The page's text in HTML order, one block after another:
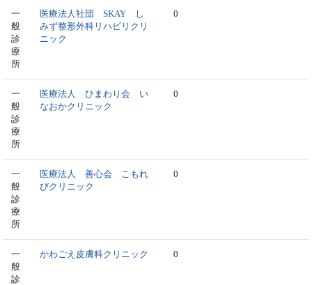
一
般
診
療
所
医療法人社団 SKAY し
みず整形外科リハビリクリ
ニック
0
一
般
診
療
所
医療法人 ひまわり会 い
なおかクリニック
0
一
般
診
療
所
医療法人 善心会 こもれ
びクリニック
0
一
般
診
かわごえ皮膚科クリニック 0